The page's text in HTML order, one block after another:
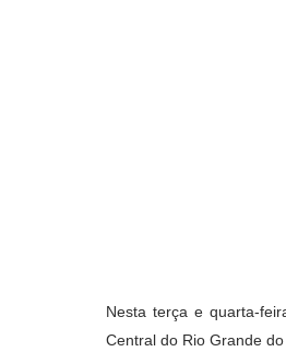
Nesta terça e quarta-
Central do Rio Grande do